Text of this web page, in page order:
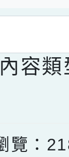
會更
容類
覽：